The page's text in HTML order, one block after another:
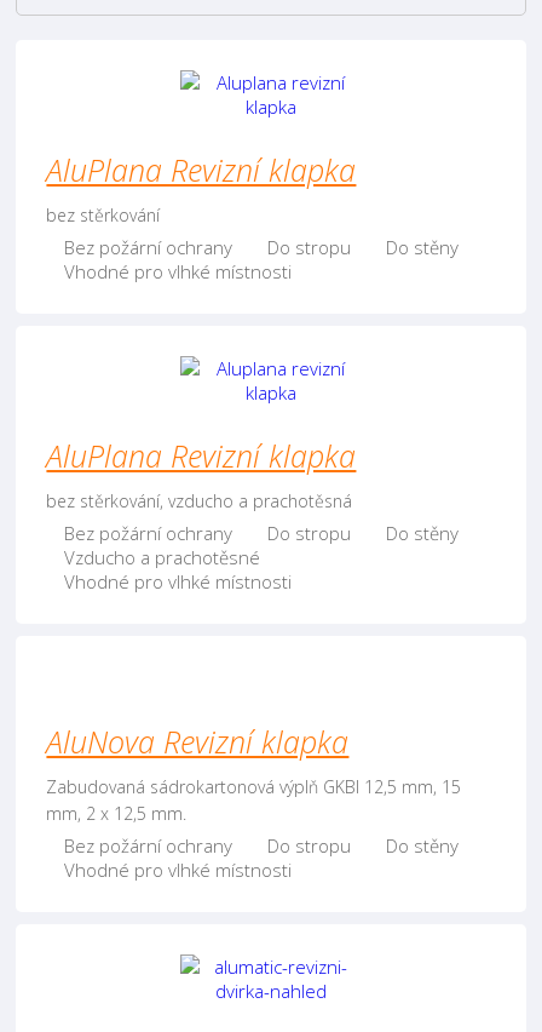
AluPlana Revizní klapka
bez stěrkování
Bez požární ochrany Do stropu
Do stěny
Vhodné pro vlhké místnosti
AluPlana Revizní klapka
bez stěrkování, vzducho a prachotěsná
Bez požární ochrany Do stropu
Do stěny
Vzducho a prachotěsné
Vhodné pro vlhké místnosti
AluNova Revizní klapka
Zabudovaná sádrokartonová výplň GKBI 12,5 mm, 15
mm, 2 x 12,5 mm.
Bez požární ochrany Do stropu
Do stěny
Vhodné pro vlhké místnosti